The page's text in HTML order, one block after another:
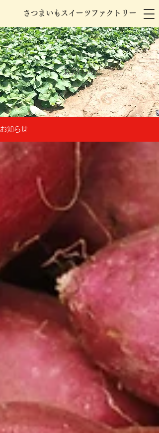
さつまいもスイーツファクトリー
お知らせ
お知らせ